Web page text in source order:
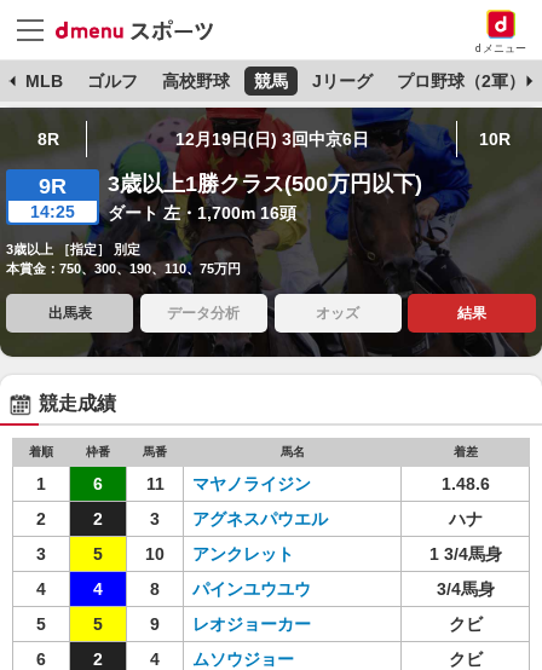
dメニュー
MLB ゴルフ 高校野球 競馬 Jリーグ プロ野球（2軍）
8R 12月19日(日) 3回中京6日 10R
9R
14:25
3歳以上1勝クラス(500万円以下)
ダート 左・1,700m 16頭
3歳以上 ［指定］ 別定
本賞金：750、300、190、110、75万円
出馬表 データ分析 オッズ 結果
競走成績
着順 枠番 馬番 馬名 着差
1 6 11 マヤノライジン
1.48.6
2
2 3 アグネスパウエル
ハナ
3
5 10 アンクレット
1 3/4馬身
4
4 8 パインユウユウ
3/4馬身
5
5 9 レオジョーカー
クビ
6
2 4 ムソウジョー
クビ